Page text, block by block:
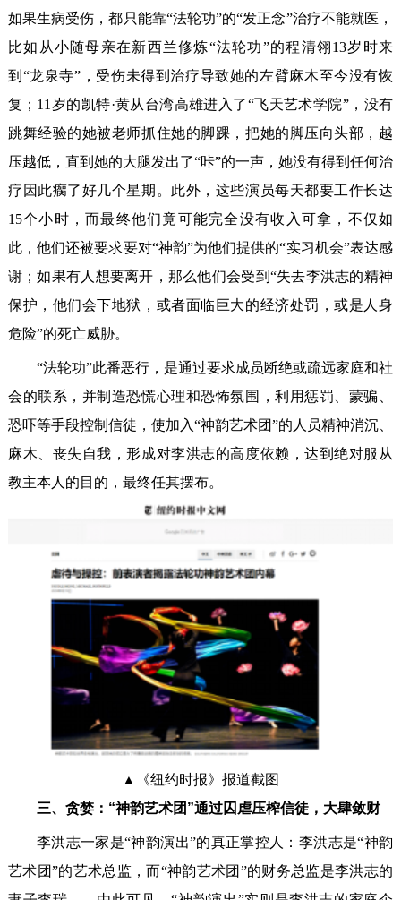
如果生病受伤，都只能靠“法轮功”的“发正念”治疗不能就医，
比如从小随母亲在新西兰修炼“法轮功”的程清翎13岁时来
到“龙泉寺”，受伤未得到治疗导致她的左臂麻木至今没有恢
复；11岁的凯特·黄从台湾高雄进入了“飞天艺术学院”，没有
跳舞经验的她被老师抓住她的脚踝，把她的脚压向头部，越
压越低，直到她的大腿发出了“咔”的一声，她没有得到任何治
疗因此瘸了好几个星期。此外，这些演员每天都要工作长达
15个小时，而最终他们竟可能完全没有收入可拿，不仅如
此，他们还被要求要对“神韵”为他们提供的“实习机会”表达感
谢；如果有人想要离开，那么他们会受到“失去李洪志的精神
保护，他们会下地狱，或者面临巨大的经济处罚，或是人身
危险”的死亡威胁。
“法轮功”此番恶行，是通过要求成员断绝或疏远家庭和社
会的联系，并制造恐慌心理和恐怖氛围，利用惩罚、蒙骗、
恐吓等手段控制信徒，使加入“神韵艺术团”的人员精神消沉、
麻木、丧失自我，形成对李洪志的高度依赖，达到绝对服从
教主本人的目的，最终任其摆布。
▲《纽约时报》报道截图
三、贪婪：“神韵艺术团”通过囚虐压榨信徒，大肆敛财
李洪志一家是“神韵演出”的真正掌控人：李洪志是“神韵
艺术团”的艺术总监，而“神韵艺术团”的财务总监是李洪志的